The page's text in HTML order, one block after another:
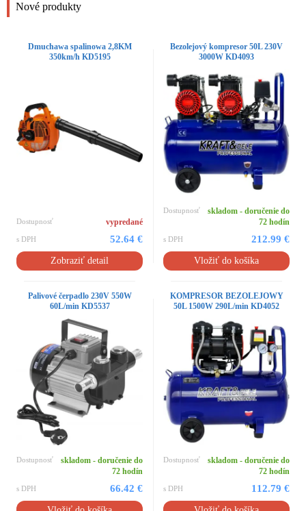
Nové produkty
Dmuchawa spalinowa 2,8KM
350km/h KD5195
Dostupnosť vypredané
s DPH 52.64 €
Zobraziť detail
Bezolejový kompresor 50L 230V
3000W KD4093
Dostupnosť
skladom - doručenie do
72 hodín
s DPH 212.99 €
Vložiť do košíka
Palivové čerpadlo 230V 550W
60L/min KD5537
Dostupnosť
skladom - doručenie do
72 hodín
s DPH 66.42 €
KOMPRESOR BEZOLEJOWY
50L 1500W 290L/min KD4052
Dostupnosť
skladom - doručenie do
72 hodín
s DPH 112.79 €